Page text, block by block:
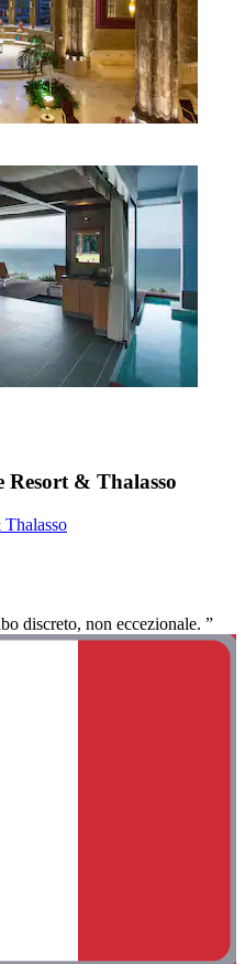
Resort & Thalasso
discreto, non eccezionale. ”